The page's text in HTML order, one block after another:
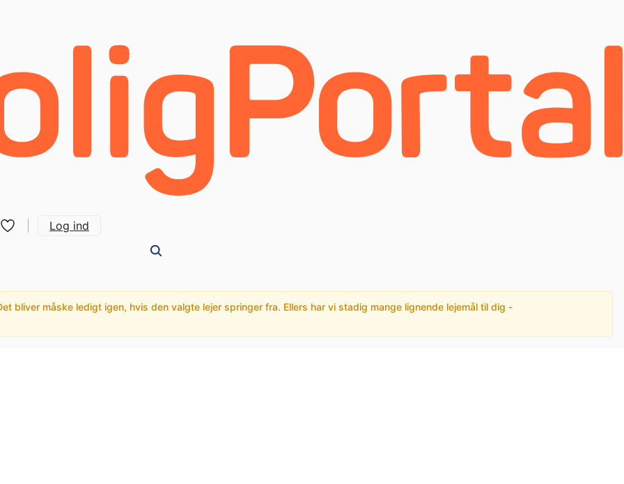
Log ind
bliver måske ledigt igen, hvis den valgte lejer springer fra. Ellers har vi stadig mange lignende lejemål til dig -